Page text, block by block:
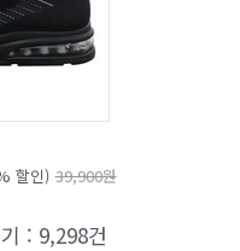
할인) 39,900원
: 9,298건